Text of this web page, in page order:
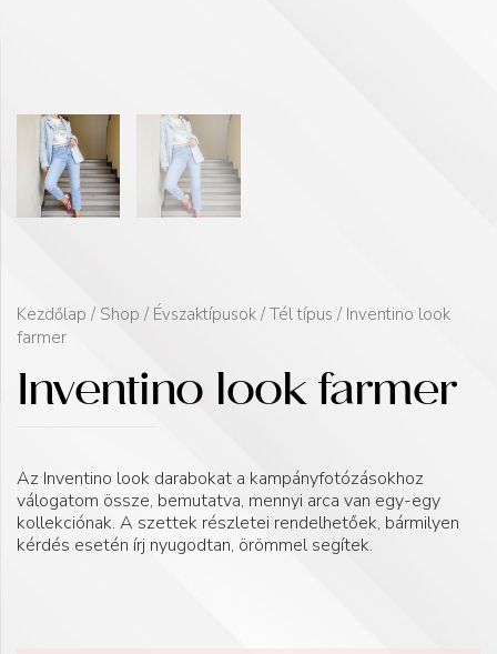
Kezdőlap / Shop / Évszaktípusok / Tél típus / Inventino look
farmer
Inventino look farmer
Az Inventino look darabokat a kampányfotózásokhoz
válogatom össze, bemutatva, mennyi arca van egy-egy
kollekciónak. A szettek részletei rendelhetőek, bármilyen
kérdés esetén írj nyugodtan, örömmel segítek.